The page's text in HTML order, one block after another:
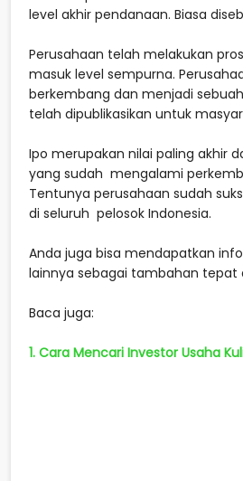
level akhir pendanaan. Biasa
Perusahaan telah melakukan
masuk level sempurna.
berkembang dan menjadi
telah dipublikasikan untuk
Ipo merupakan nilai paling akhir
yang sudah mengalami
Tentunya perusahaan sudah
di seluruh pelosok Indonesia.
Anda juga bisa mendapatkan
lainnya sebagai tambahan tepat
Baca juga:
1. Cara Mencari Investor Usaha